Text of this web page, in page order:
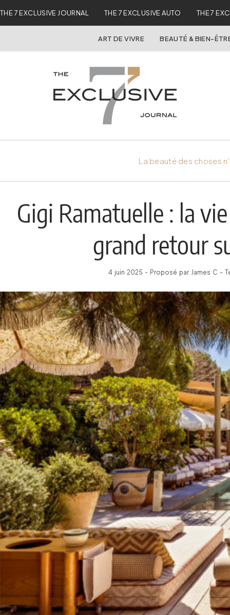
THE 7 EXCLUSIVE JOURNAL THE 7 EXCLUSIVE AUTO THE 7
ART DE VIVRE BEAUTÉ & BIEN-
La beauté des choses
Gigi Ramatuelle : la
grand retour
4 juin 2025 - Proposé par James C -